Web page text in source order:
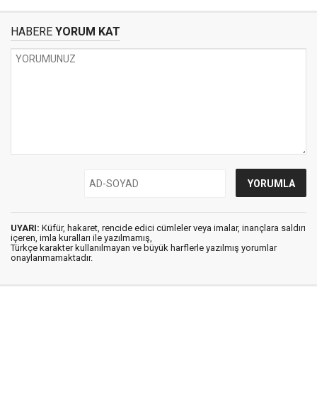
HABERE YORUM KAT
UYARI: Küfür, hakaret, rencide edici cümleler veya imalar, inançlara saldırı
içeren, imla kuralları ile yazılmamış,
Türkçe karakter kullanılmayan ve büyük harflerle yazılmış yorumlar
onaylanmamaktadır.